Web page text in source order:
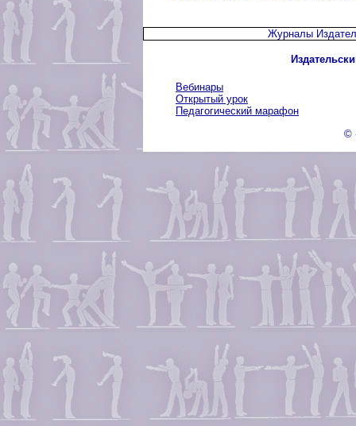
Журналы
Вебинары
Открытый урок
Педагогический марафон
©